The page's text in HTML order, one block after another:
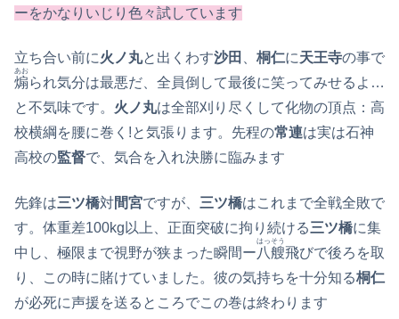
ーをかなりいじり色々試しています
立ち合い前に火ノ丸と出くわす沙田 桐仁に天王寺の事で
煽
あお
られ気分は最悪だ、全員倒して最後に笑ってみせるよ…
と不気味です。 火ノ丸は全部刈り尽くして化物の頂点：高
校横綱を腰に巻く!と気張ります。先程の常連は実は石神
高校の監督で、気合を入れ決勝に臨みます
先鋒は三ツ橋対間宮ですが、 三ツ橋はこれまで全戦全敗で
す。体重差100kg以上、正面突破に拘り続ける三ツ橋に集
中し、極限まで視野が狭まった瞬間ー八艘
はっそう
飛びで後ろを取
り、この時に賭けていました。彼の気持ちを十分知る桐仁
が必死に声援を送るところでこの巻は終わります